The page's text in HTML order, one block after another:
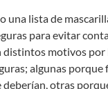
una lista de
para evitar
distintos motivos por
algunas
deberían, otras